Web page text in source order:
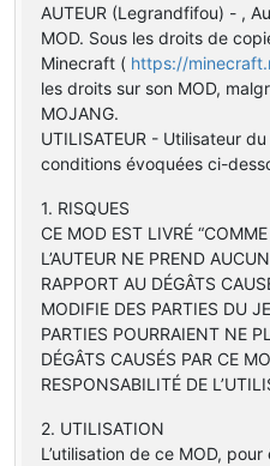
AUTEUR (Legrandfifou) - ,
MOD. Sous les droits de
Minecraft ( https://
les droits sur son MOD,
MOJANG.
UTILISATEUR - Utilisateur
conditions évoquées ci-
1. RISQUES
CE MOD EST LIVRÉ
L’AUTEUR NE PREND
RAPPORT AU DÉGÂTS
MODIFIE DES PARTIES DU
PARTIES POURRAIENT NE
DÉGÂTS CAUSÉS PAR CE
RESPONSABILITÉ DE
2. UTILISATION
L’utilisation de ce MOD,